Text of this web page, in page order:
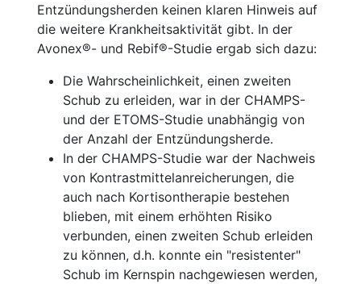
Entzündungsherden keinen klaren Hinweis auf
die weitere Krankheitsaktivität gibt. In der
Avonex®- und Rebif®-Studie ergab sich dazu:
Die Wahrscheinlichkeit, einen zweiten
Schub zu erleiden, war in der CHAMPS-
und der ETOMS-Studie unabhängig von
der Anzahl der Entzündungsherde.
In der CHAMPS-Studie war der Nachweis
von Kontrastmittelanreicherungen, die
auch nach Kortisontherapie bestehen
blieben, mit einem erhöhten Risiko
verbunden, einen zweiten Schub erleiden
zu können, d.h. konnte ein "resistenter"
Schub im Kernspin nachgewiesen werden,